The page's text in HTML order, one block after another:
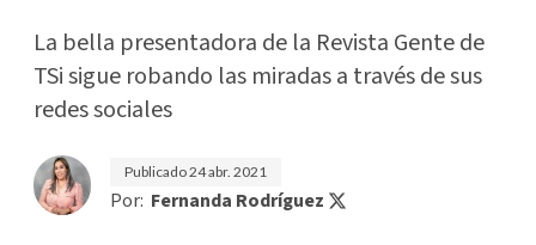
La bella presentadora de la Revista Gente de
TSi sigue robando las miradas a través de sus
redes sociales
Publicado24 abr. 2021
Por: Fernanda Rodríguez